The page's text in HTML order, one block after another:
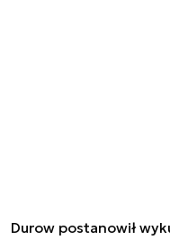
Durow postanowił